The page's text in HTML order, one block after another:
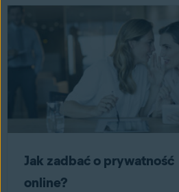
Jak zadbać o prywatność
online?